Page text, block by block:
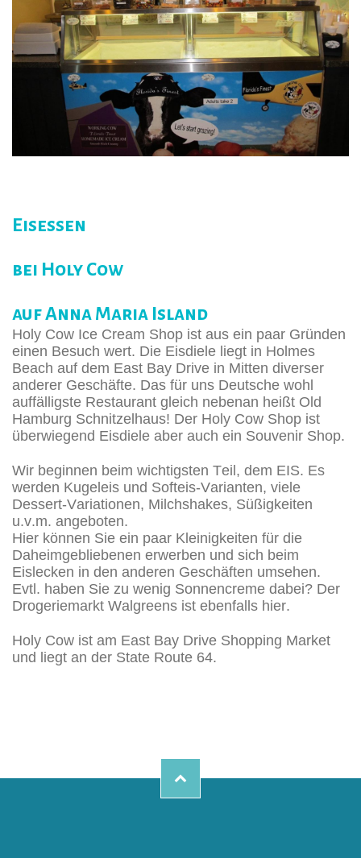
Eisessen
bei Holy Cow
auf Anna Maria Island
Holy Cow Ice Cream Shop ist aus ein paar Gründen
einen Besuch wert. Die Eisdiele liegt in Holmes
Beach auf dem East Bay Drive in Mitten diverser
anderer Geschäfte. Das für uns Deutsche wohl
auffälligste Restaurant gleich nebenan heißt Old
Hamburg Schnitzelhaus! Der Holy Cow Shop ist
überwiegend Eisdiele aber auch ein Souvenir Shop.
Wir beginnen beim wichtigsten Teil, dem EIS. Es
werden Kugeleis und Softeis-Varianten, viele
Dessert-Variationen, Milchshakes, Süßigkeiten
u.v.m. angeboten.
Hier können Sie ein paar Kleinigkeiten für die
Daheimgebliebenen erwerben und sich beim
Eislecken in den anderen Geschäften umsehen.
Evtl. haben Sie zu wenig Sonnencreme dabei? Der
Drogeriemarkt Walgreens ist ebenfalls hier.
Holy Cow ist am East Bay Drive Shopping Market
und liegt an der State Route 64.